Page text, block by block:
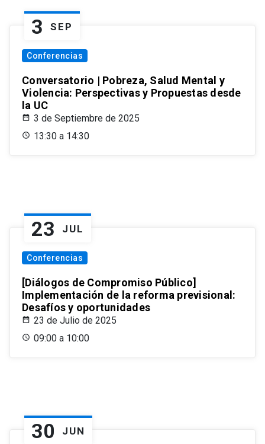
3 SEP
Conferencias
Conversatorio | Pobreza, Salud Mental y
Violencia: Perspectivas y Propuestas desde
la UC
3 de Septiembre de 2025
13:30 a 14:30
23 JUL
Conferencias
[Diálogos de Compromiso Público]
Implementación de la reforma previsional:
Desafíos y oportunidades
23 de Julio de 2025
09:00 a 10:00
30 JUN